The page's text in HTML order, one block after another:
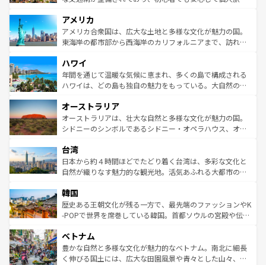
ンツ一覧を参照してほしい。
の建物がそのまま残る町や、スイスならではのユニークな
博物館もあり、アルプス観光だけでなく町歩きも満喫する
ことができる。国民の所得が高いため物価も高いが、旅行
ば市内交通費無料で観光を楽しむこともできる。 なお、新
着のスイス情報はコンテンツ一覧 を参照してほしい。
アメリカ
アメリカ合衆国は、広大な土地と多様な文化が魅力の国。
東海岸の都市部から西海岸のカリフォルニアまで、訪れる
のような巨大都市は、観光、ショッピング、エンターテイ
ンメントが詰まった刺激的なスポットだ。一方、アメリカ
西部には大自然が広がり、グランドキャニオンやイエロー
部のニューオーリンズでは、音楽と美食が融合した独特の
文化が魅力。旅行者はアメリカの各地域で異なる魅力を楽
しみながら、その多様性と豊かな歴史を感じることができ
ならではの贅沢な旅のスタイルだ。 なお、新着のアメリカ
情報はコンテンツ一覧を参照してほしい。
ハワイ
年間を通じて温暖な気候に恵まれ、多くの島で構成される
ハワイは、どの島も独自の魅力をもっている。大自然の神
ワイ島は見逃せない。また、定番の観光地といえばオアフ
島だが、静かな自然を求めるならマウイ島やカウアイ島が
おすすめ。エメラルドグリーンに輝く海をはじめ、豊かな
れるおもてなしの心で訪れる人々を迎えてくれるハワイの
人々、おいしいローカルフードやハワイアンミュージッ
ク、伝統的なフラダンスなど、すべてがハワイの魅力を彩
ワイを、存分に味わってほしい。 なお、新着のハワイ情報
はコンテンツ一覧を参照してほしい。
オーストラリア
オーストラリアは、壮大な自然と多様な文化が魅力の国。
シドニーのシンボルであるシドニー・オペラハウス、オー
リアリーフや大陸中央部にそびえるウルル（エアーズロッ
ク）、タスマニアの美しい原生林やケアンズの熱帯雨林な
ど、見どころがたくさん。また、カフェやワイン、オージ
いる。アクティビティも充実しており、サーフィンやダイ
ビング、ハイキングなど、アウトドア好きにはたまらな
い。オーストラリアの多彩な魅力を存分に味わいつくそ
参照してほしい。
台湾
日本から約４時間ほどでたどり着く台湾は、多彩な文化と
自然が織りなす魅力的な観光地。活気あふれる大都市の台
ン）、静ひつな山岳地帯である台湾東部など、都市の喧騒
と山間の静けさが共存しており、訪れる人に新しい発見と
驚きをもたらしてくれる。また、奥深い台湾の食文化も魅
容にもいいと評判のスイーツなど、バラエティ豊かな料理
が味わえる。 なお、新着の台湾情報は コンテンツ一覧を参
照してほしい。
韓国
歴史ある王朝文化が残る一方で、最先端のファッションやK
-POPで世界を席巻している韓国。首都ソウルの宮殿や伝統
き、地方に足を延ばせば四季折々の自然美を楽しむことが
できる。そして、キムチや焼肉、絶品のストリートフード
まで、さまざまな韓国料理が待っている。夜には、韓国な
ベトナム
豊かな自然と多様な文化が魅力的なベトナム。南北に細長
く伸びる国土には、広大な田園風景や青々とした山々、世